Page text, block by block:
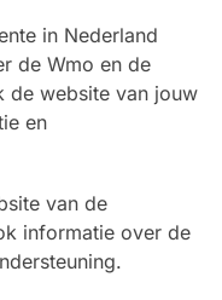
in Nederland
de Wmo en de
de website van jouw
en
van de
informatie over de